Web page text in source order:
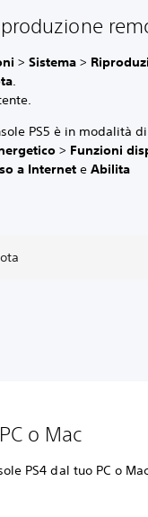
>Sistema>
PS5 è in modalità di
> Funzioni
a InterneteAbilita
o Mac
PS4 dal tuo PC o